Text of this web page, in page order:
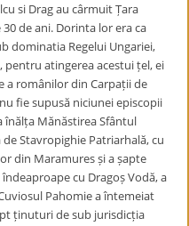
si Drag au cârmuit Țara
de ani. Dorinta lor era ca
dominatia Regelui Ungariei,
pentru atingerea acestui țel, ei
românilor din Carpații de
fie supusă niciunei episcopii
înălța Mănăstirea Sfântul
Stavropighie Patriarhală, cu
din Maramures și a șapte
cu Dragoș Vodă, a
Pahomie a întemeiat
ținuturi de sub jurisdicția